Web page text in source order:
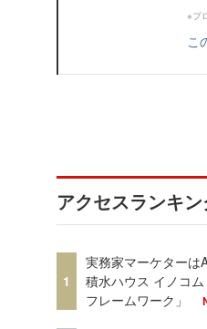
※プ
こ
アクセスランキ
1
実務家マーケターは
積水ハウス イノコ
フレームワーク」